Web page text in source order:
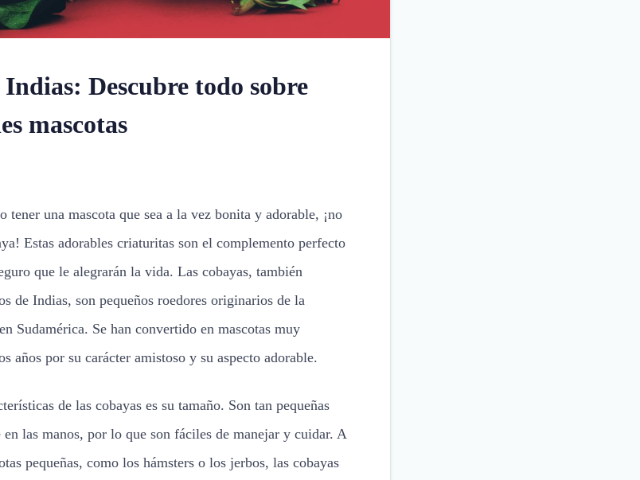
Descubre todo sobre
mascotas
tener una mascota que sea a la vez bonita y adorable, ¡no
Estas adorables criaturitas son el complemento perfecto
que le alegrarán la vida. Las cobayas, también
de Indias, son pequeños roedores originarios de la
Sudamérica. Se han convertido en mascotas muy
años por su carácter amistoso y su aspecto adorable.
de las cobayas es su tamaño. Son tan pequeñas
en las manos, por lo que son fáciles de manejar y cuidar. A
pequeñas, como los hámsters o los jerbos, las cobayas